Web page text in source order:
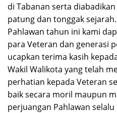
di Tabanan serta
patung dan tonggak
Pahlawan tahun ini kami
para Veteran dan generasi
ucapkan terima kasih
Wakil Walikota yang telah
perhatian kepada Veteran
baik secara moril maupun
perjuangan Pahlawan